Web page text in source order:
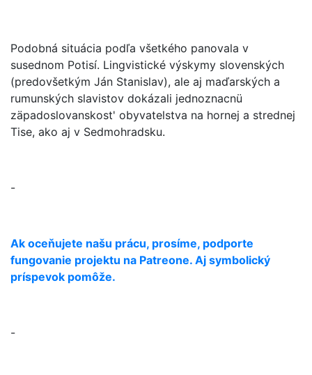
Podobná situácia podľa všetkého panovala v
susednom Potisí. Lingvistické výskymy slovenských
(predovšetkým Ján Stanislav), ale aj maďarských a
rumunských slavistov dokázali jednoznacnü
zäpadoslovanskost' obyvatelstva na hornej a strednej
Tise, ako aj v Sedmohradsku.
-
Ak oceňujete našu prácu, prosíme, podporte
fungovanie projektu na Patreone. Aj symbolický
príspevok pomôže.
-